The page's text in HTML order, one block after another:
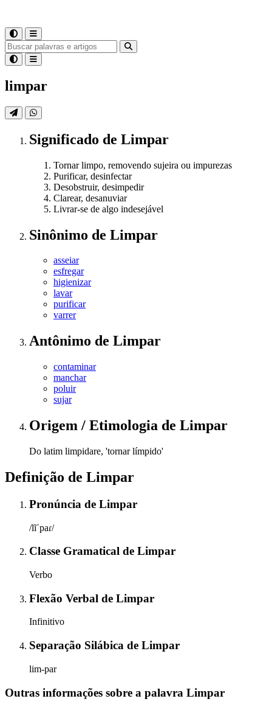
limpar
Significado de Limpar
Tornar limpo, removendo sujeira ou impurezas
Purificar, desinfectar
Desobstruir, desimpedir
Clarear, desanuviar
Livrar-se de algo indesejável
Sinônimo de Limpar
asseiar
esfregar
higienizar
lavar
purificar
varrer
Antônimo de Limpar
contaminar
manchar
poluir
sujar
Origem / Etimologia de Limpar
Do latim limpidare, 'tornar límpido'
Definição de Limpar
Pronúncia de Limpar
/lĩˈpaɾ/
Classe Gramatical de Limpar
Verbo
Flexão Verbal de Limpar
Infinitivo
Separação Silábica de Limpar
lim-par
Outras informações sobre a palavra Limpar